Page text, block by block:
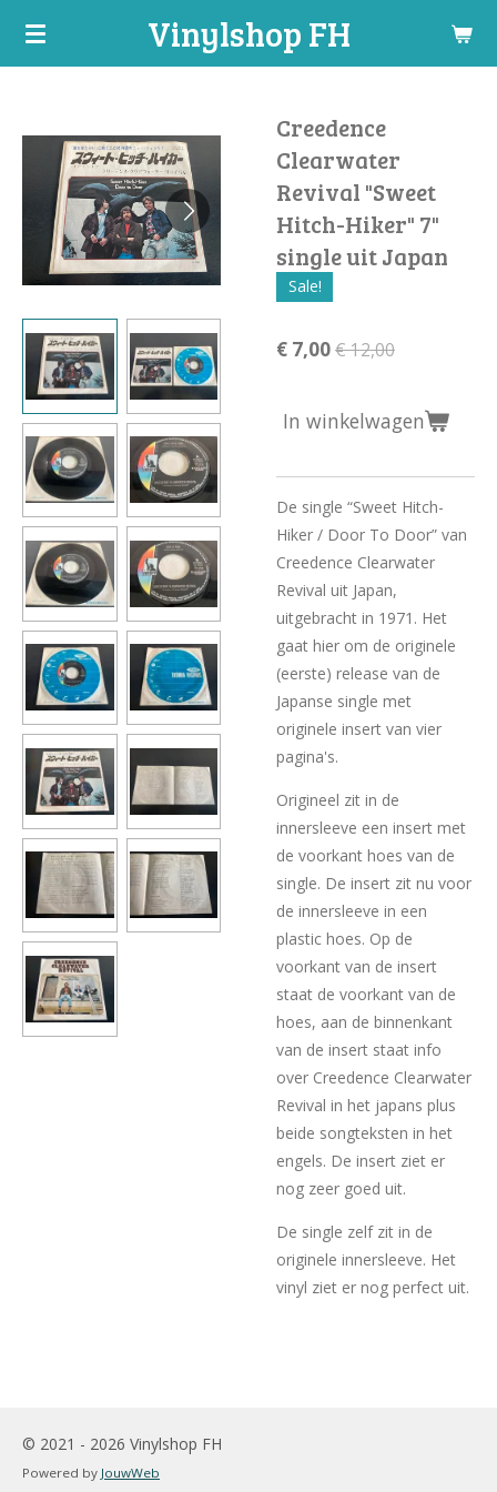
Ga
hoofdinhoud
Vinylshop FH
Creedence
Clearwater
Revival "Sweet
Hitch-Hiker" 7"
single uit Japan
Sale!
€ 7,00€ 12,00
In winkelwagen
De single “Sweet Hitch-
Hiker / Door To Door” van
Creedence Clearwater
Revival uit Japan,
uitgebracht in 1971. Het
gaat hier om de originele
(eerste) release van de
Japanse single met
originele insert van vier
pagina's.
Origineel zit in de
innersleeve een insert met
de voorkant hoes van de
single. De insert zit nu voor
de innersleeve in een
plastic hoes. Op de
voorkant van de insert
staat de voorkant van de
hoes, aan de binnenkant
van de insert staat info
over Creedence Clearwater
Revival in het japans plus
beide songteksten in het
engels. De insert ziet er
nog zeer goed uit.
De single zelf zit in de
originele innersleeve. Het
vinyl ziet er nog perfect uit.
© 2021 - 2026 Vinylshop FH
Powered by JouwWeb